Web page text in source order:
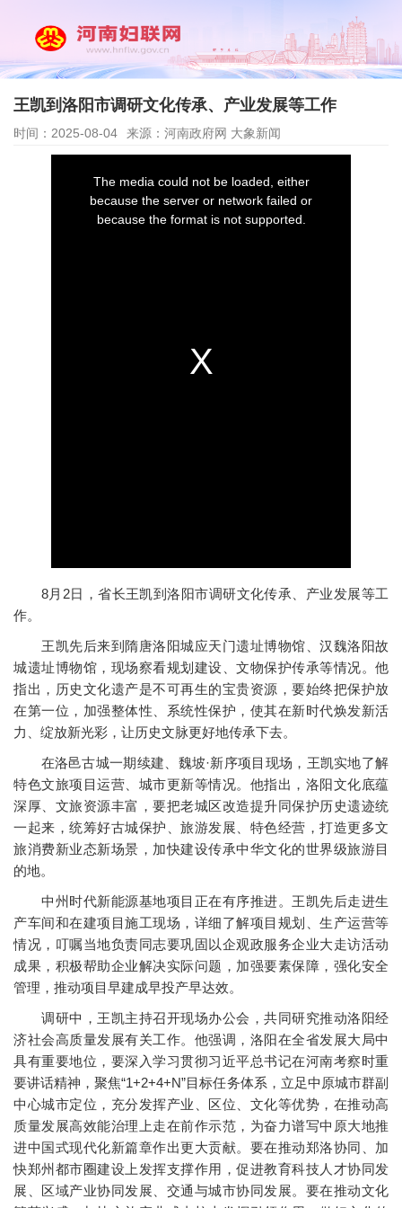
王凯到洛阳市调研文化传承、产业发展等工作
时间：2025-08-04 来源：河南政府网 大象新闻
8月2日，省长王凯到洛阳市调研文化传承、产业发展等工
作。
王凯先后来到隋唐洛阳城应天门遗址博物馆、汉魏洛阳故
城遗址博物馆，现场察看规划建设、文物保护传承等情况。他
指出，历史文化遗产是不可再生的宝贵资源，要始终把保护放
在第一位，加强整体性、系统性保护，使其在新时代焕发新活
力、绽放新光彩，让历史文脉更好地传承下去。
在洛邑古城一期续建、魏坡·新序项目现场，王凯实地了解
特色文旅项目运营、城市更新等情况。他指出，洛阳文化底蕴
深厚、文旅资源丰富，要把老城区改造提升同保护历史遗迹统
一起来，统筹好古城保护、旅游发展、特色经营，打造更多文
旅消费新业态新场景，加快建设传承中华文化的世界级旅游目
的地。
中州时代新能源基地项目正在有序推进。王凯先后走进生
产车间和在建项目施工现场，详细了解项目规划、生产运营等
情况，叮嘱当地负责同志要巩固以企观政服务企业大走访活动
成果，积极帮助企业解决实际问题，加强要素保障，强化安全
管理，推动项目早建成早投产早达效。
调研中，王凯主持召开现场办公会，共同研究推动洛阳经
济社会高质量发展有关工作。他强调，洛阳在全省发展大局中
具有重要地位，要深入学习贯彻习近平总书记在河南考察时重
要讲话精神，聚焦“1+2+4+N”目标任务体系，立足中原城市群副
中心城市定位，充分发挥产业、区位、文化等优势，在推动高
质量发展高效能治理上走在前作示范，为奋力谱写中原大地推
进中国式现代化新篇章作出更大贡献。要在推动郑洛协同、加
快郑州都市圈建设上发挥支撑作用，促进教育科技人才协同发
展、区域产业协同发展、交通与城市协同发展。要在推动文化